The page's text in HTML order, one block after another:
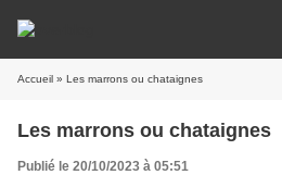
Accueil » Les marrons ou chataignes
Les marrons ou chataignes
Publié le 20/10/2023 à 05:51